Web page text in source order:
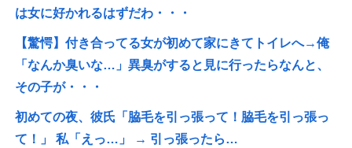
は女に好かれるはずだわ・・・
【驚愕】付き合ってる女が初めて家にきてトイレへ→俺
「なんか臭いな…」異臭がすると見に行ったらなんと、
その子が・・・
初めての夜、彼氏「脇毛を引っ張って！脇毛を引っ張っ
て！」 私「えっ…」 → 引っ張ったら…